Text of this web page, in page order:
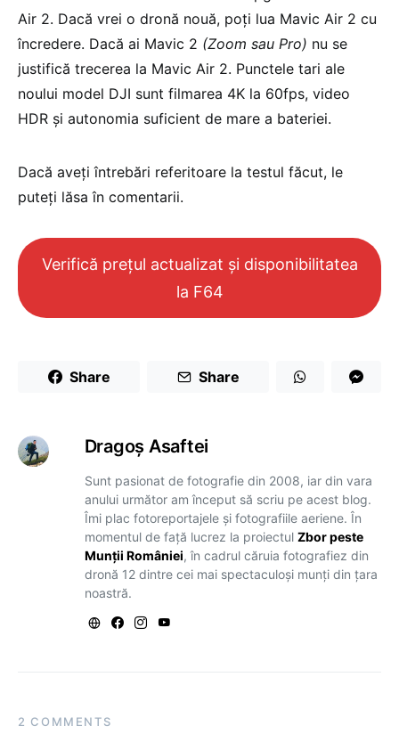
Air 2. Dacă vrei o dronă nouă, poți lua Mavic Air 2 cu
încredere. Dacă ai Mavic 2 (Zoom sau Pro) nu se
justifică trecerea la Mavic Air 2. Punctele tari ale
noului model DJI sunt filmarea 4K la 60fps, video
HDR și autonomia suficient de mare a bateriei.
Dacă aveți întrebări referitoare la testul făcut, le
puteți lăsa în comentarii.
Verifică prețul actualizat și disponibilitatea
la F64
Share Share
Dragoş Asaftei
Sunt pasionat de fotografie din 2008, iar din vara
anului următor am început să scriu pe acest blog.
Îmi plac fotoreportajele și fotografiile aeriene. În
momentul de față lucrez la proiectul Zbor peste
Munții României, în cadrul căruia fotografiez din
dronă 12 dintre cei mai spectaculoși munți din țara
noastră.
2 COMMENTS